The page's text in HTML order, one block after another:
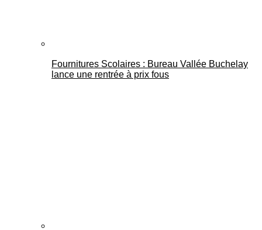
Fournitures Scolaires : Bureau Vallée Buchelay
lance une rentrée à prix fous